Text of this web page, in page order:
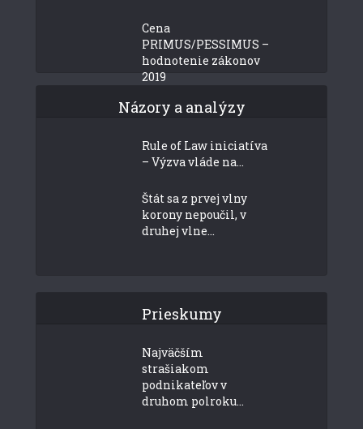
Cena
PRIMUS/PESSIMUS –
hodnotenie zákonov
2019
Názory a analýzy
Rule of Law iniciatíva
– Výzva vláde na...
Štát sa z prvej vlny
korony nepoučil, v
druhej vlne...
Prieskumy
Najväčším
strašiakom
podnikateľov v
druhom polroku...